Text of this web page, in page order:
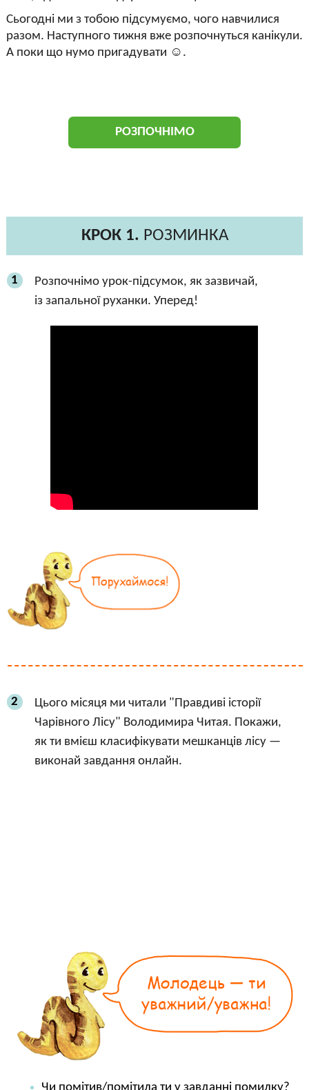
Сьогодні ми з тобою підсумуємо, чого навчилися
разом. Наступного тижня вже розпочнуться канікули.
А поки що нумо пригадувати ☺.
РОЗПОЧНІМО
КРОК 1. РОЗМИНКА
1
Розпочнімо урок-підсумок, як зазвичай,
із запальної руханки. Уперед!
2
Цього місяця ми читали "Правдиві історії
Чарівного Лісу" Володимира Читая. Покажи,
як ти вмієш класифікувати мешканців лісу —
виконай завдання онлайн.